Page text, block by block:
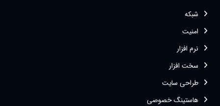
شبکه
امنیت
نرم افزار
سخت افزار
طراحی سایت
هاستینگ خصوصی